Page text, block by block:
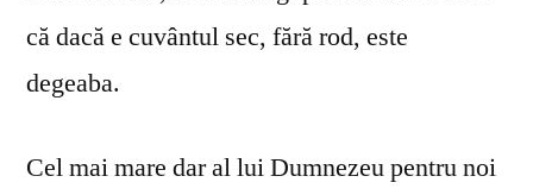
că dacă e cuvântul sec, fără rod, este
degeaba.
Cel mai mare dar al lui Dumnezeu pentru noi